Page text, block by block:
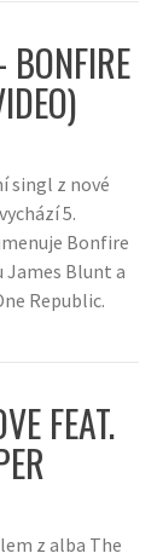
singl z nové
5.
Bonfire
James Blunt a
Republic.
FEAT.
z alba The